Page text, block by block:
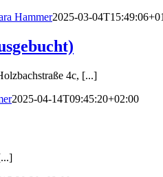
Hammer2025-03-
4c, [...]
2025-04-14T09:45:20+02:00